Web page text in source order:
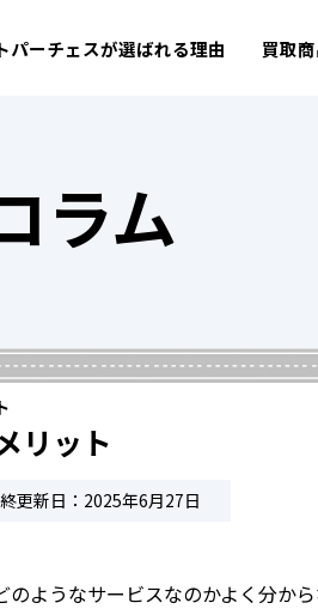
パーチェスが選ばれる理由 買取
ラム
リット
更新日：2025年6月27日
ようなサービスなのかよく分か